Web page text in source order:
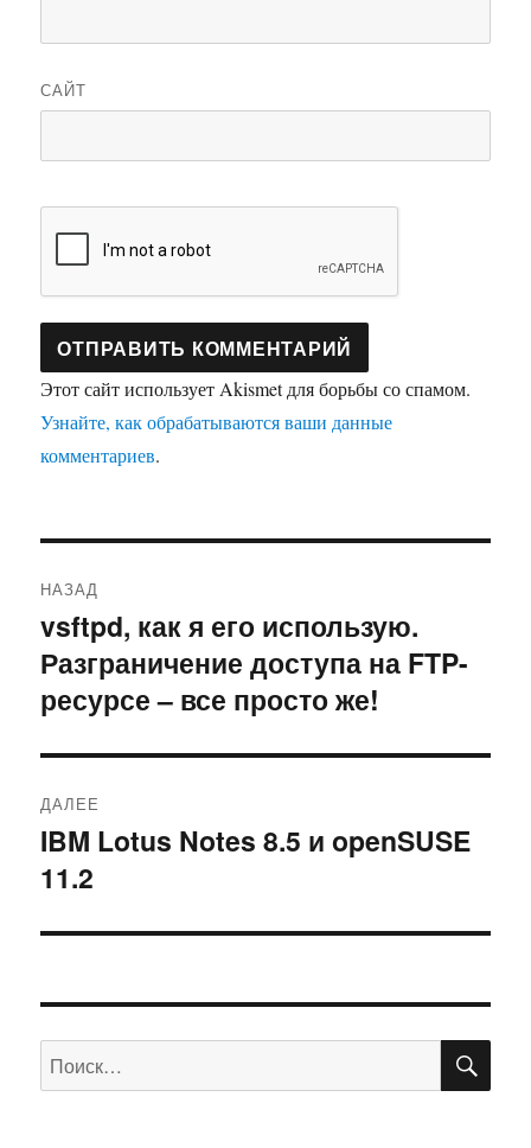
САЙТ
Этот сайт использует Akismet для борьбы со спамом.
Узнайте, как обрабатываются ваши данные
комментариев.
по
записям
НАЗАД
Предыдущая
запись:
vsftpd, как я его использую.
Разграничение доступа на FTP-
ресурсе – все просто же!
ДАЛЕЕ
Следующая
запись:
IBM Lotus Notes 8.5 и openSUSE
11.2
Искать: